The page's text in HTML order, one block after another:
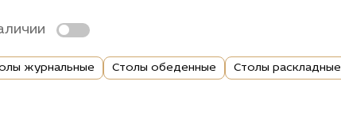
журнальные Столы обеденные Столы раскладные